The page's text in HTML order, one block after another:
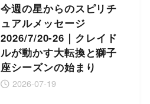
今週の星からのスピリチ
ュアルメッセージ
2026/7/20-26｜クレイド
ルが動かす大転換と獅子
座シーズンの始まり
2026-07-19